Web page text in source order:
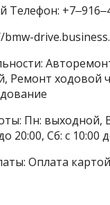
Телефон:
Ремонт ходовой
Пн: выходной,
20:00, Сб: с 10:00
Оплата